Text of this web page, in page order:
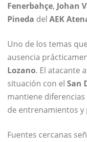
Fenerbahçe, Johan
Pineda del AEK
Uno de los temas
ausencia
Lozano. El atacante
situación con el San
mantiene
de entrenamientos y
Fuentes cercanas